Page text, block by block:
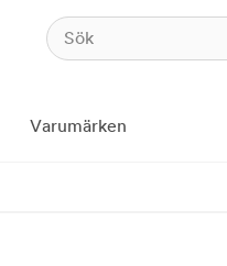
Varumärken